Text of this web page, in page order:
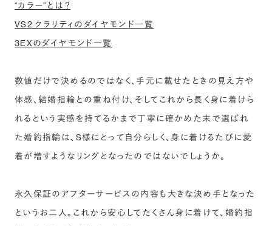
“カラー”とは？
VS2 クラリティのダイヤモンド一覧
3EXのダイヤモンド一覧
数値だけで決めるのではなく、手元に載せたときの見え方や
体感、結婚指輪との重ね付け、そしてこれから長く身に着けら
れるという実感を持てるかまで丁寧に確かめた末で選ばれ
た婚約指輪は、S様にとって自分らしく、身に着けるたびに愛
着が増すようなリングとなったのではないでしょうか。
永久保証のアフターサービスの内容も大きな決め手となった
というお二人。これから安心してたくさん身に着けて、婚約指